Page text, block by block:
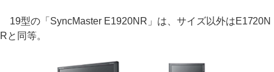
19型の「SyncMaster E1920NR」は、サイズ以外はE1720N
Rと同等。